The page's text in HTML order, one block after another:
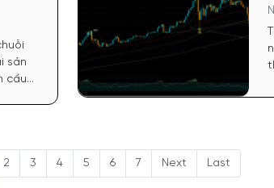
sản
cầu
lớn
2 3 4 5 6 7 Next Last